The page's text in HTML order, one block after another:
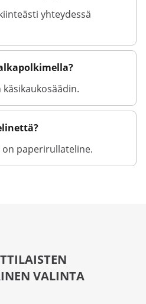
yhteydessä
käsikaukosäädin.
on paperirullateline.
VALINTA